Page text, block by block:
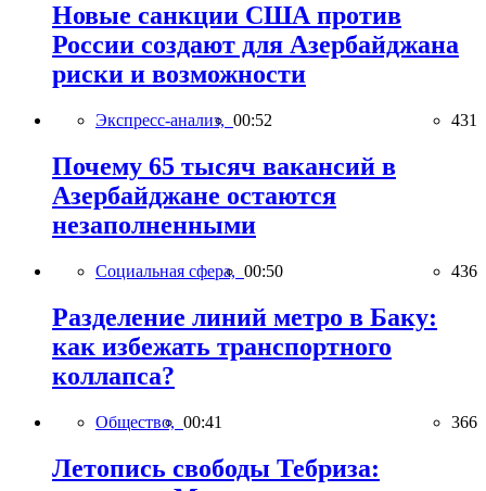
Новые санкции США против
России создают для Азербайджана
риски и возможности
Экспресс-анализ, 00:52 431
Почему 65 тысяч вакансий в
Азербайджане остаются
незаполненными
Социальная сфера, 00:50 436
Разделение линий метро в Баку:
как избежать транспортного
коллапса?
Общество, 00:41 366
Летопись свободы Тебриза: